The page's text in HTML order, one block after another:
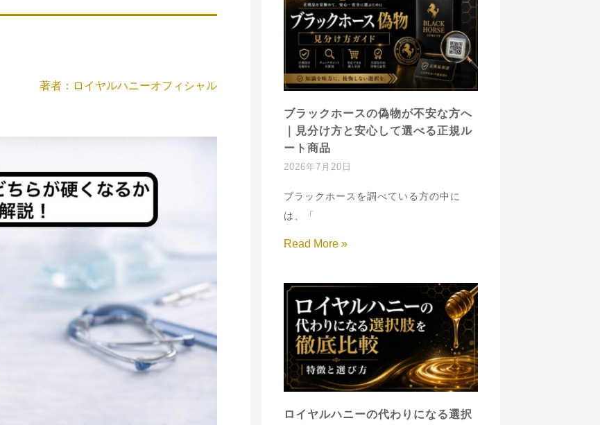
著者：ロイヤルハニーオフィシャル
ブラックホースの偽物が不安な方へ
｜見分け方と安心して選べる正規ル
ート商品
2026年7月20日
ブラックホースを調べている方の中に
は、「
Read More »
ロイヤルハニーの代わりになる選択